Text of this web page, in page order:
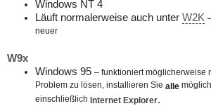
Windows NT 4
Läuft normalerweise auch unter W2K
neuer
W9x
Windows 95 – funktioniert möglicherweise
Problem zu lösen, installieren Sie alle
einschließlich Internet Explorer.